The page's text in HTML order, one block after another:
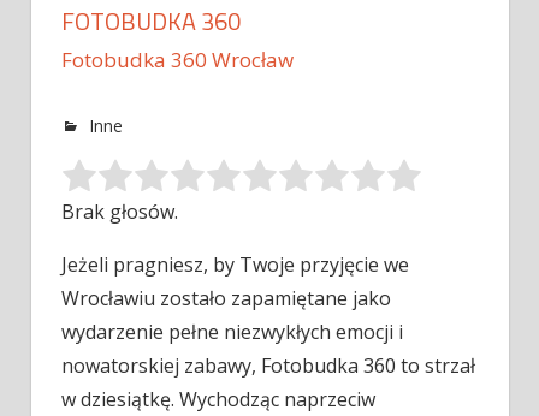
FOTOBUDKA 360
Fotobudka 360 Wrocław
Inne
Brak głosów.
Jeżeli pragniesz, by Twoje przyjęcie we
Wrocławiu zostało zapamiętane jako
wydarzenie pełne niezwykłych emocji i
nowatorskiej zabawy, Fotobudka 360 to strzał
w dziesiątkę. Wychodząc naprzeciw